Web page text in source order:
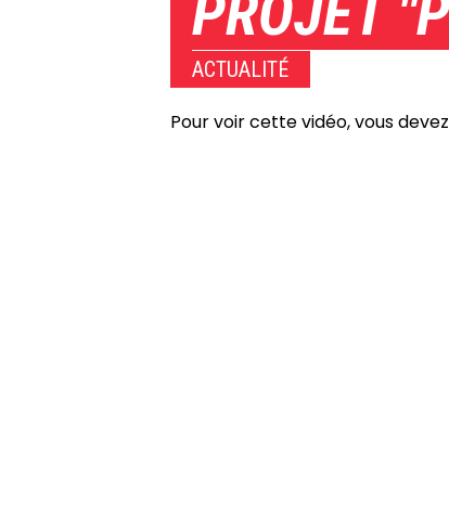
ACTUALITÉ
Pour voir cette vidéo, vous